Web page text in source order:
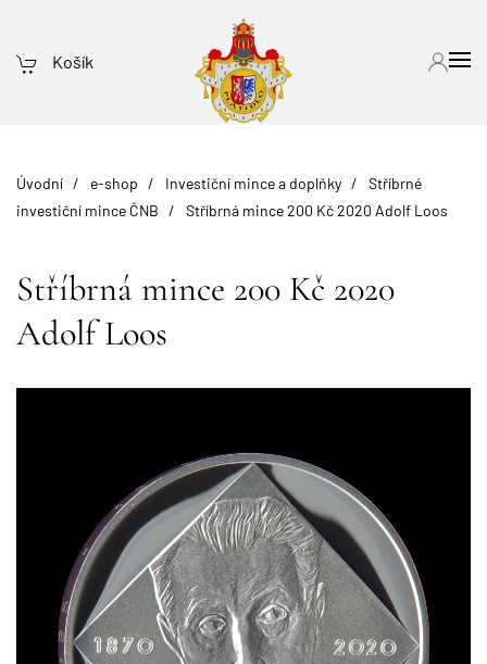
Košík
Úvodní e-shop Investiční mince a doplňky
Stříbrné
investiční mince ČNB
Stříbrná mince 200 Kč 2020 Adolf Loos
Stříbrná mince 200 Kč 2020
Adolf Loos